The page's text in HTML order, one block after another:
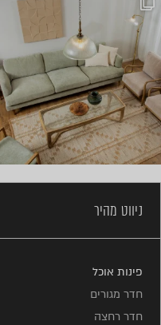
ניווט מהיר
פינות אוכל
חדר מגורים
חדר רחצה